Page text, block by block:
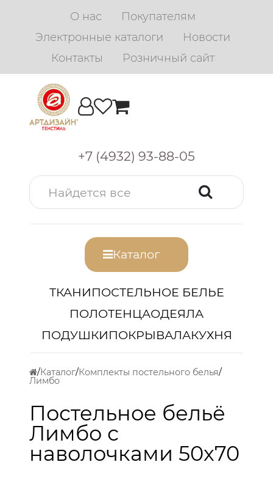
О нас
Покупателям
Электронные каталоги
Новости
Контакты
Розничный сайт
+7 (4932) 93-88-05
Каталог
ТКАНИПОСТЕЛЬНОЕ БЕЛЬЕ
ПОЛОТЕНЦАОДЕЯЛА
ПОДУШКИПОКРЫВАЛАКУХНЯ
Каталог Комплекты постельного белья
Лимбо
Постельное бельё
Лимбо с
наволочками 50х70